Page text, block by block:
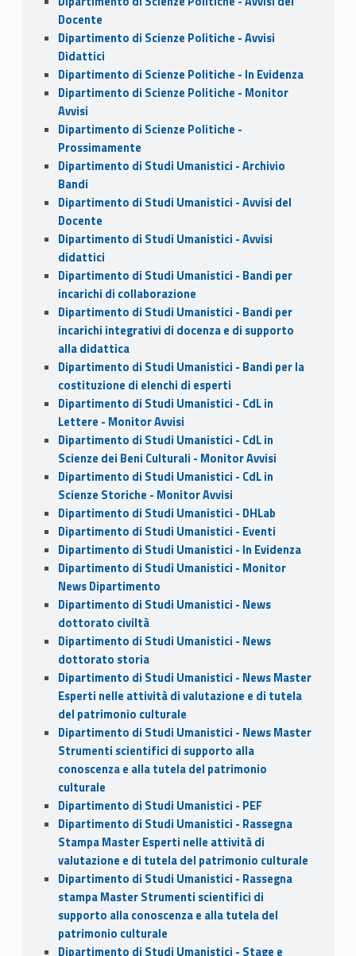
Docente
Dipartimento di Scienze Politiche - Avvisi
Didattici
Dipartimento di Scienze Politiche - In Evidenza
Dipartimento di Scienze Politiche - Monitor
Avvisi
Dipartimento di Scienze Politiche -
Prossimamente
Dipartimento di Studi Umanistici - Archivio
Bandi
Dipartimento di Studi Umanistici - Avvisi del
Docente
Dipartimento di Studi Umanistici - Avvisi
didattici
Dipartimento di Studi Umanistici - Bandi per
incarichi di collaborazione
Dipartimento di Studi Umanistici - Bandi per
incarichi integrativi di docenza e di supporto
alla didattica
Dipartimento di Studi Umanistici - Bandi per la
costituzione di elenchi di esperti
Dipartimento di Studi Umanistici - CdL in
Lettere - Monitor Avvisi
Dipartimento di Studi Umanistici - CdL in
Scienze dei Beni Culturali - Monitor Avvisi
Dipartimento di Studi Umanistici - CdL in
Scienze Storiche - Monitor Avvisi
Dipartimento di Studi Umanistici - DHLab
Dipartimento di Studi Umanistici - Eventi
Dipartimento di Studi Umanistici - In Evidenza
Dipartimento di Studi Umanistici - Monitor
News Dipartimento
Dipartimento di Studi Umanistici - News
dottorato civiltà
Dipartimento di Studi Umanistici - News
dottorato storia
Dipartimento di Studi Umanistici - News Master
Esperti nelle attività di valutazione e di tutela
del patrimonio culturale
Dipartimento di Studi Umanistici - News Master
Strumenti scientifici di supporto alla
conoscenza e alla tutela del patrimonio
culturale
Dipartimento di Studi Umanistici - PEF
Dipartimento di Studi Umanistici - Rassegna
Stampa Master Esperti nelle attività di
valutazione e di tutela del patrimonio culturale
Dipartimento di Studi Umanistici - Rassegna
stampa Master Strumenti scientifici di
supporto alla conoscenza e alla tutela del
patrimonio culturale
Dipartimento di Studi Umanistici - Stage e